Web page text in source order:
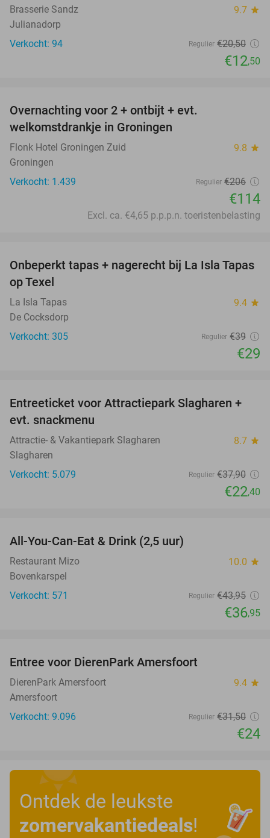
Brasserie Sandz 9.7 star
Julianadorp
Verkocht: 94
Regulier €20,50
€12,50
Overnachting voor 2 + ontbijt + evt.
welkomstdrankje in Groningen
Flonk Hotel Groningen Zuid 9.8 star
Groningen
Verkocht: 1.439
Regulier €206
€114
Excl. ca. €4,65 p.p.p.n. toeristenbelasting
26%
Onbeperkt tapas + nagerecht bij La Isla Tapas
op Texel
La Isla Tapas 9.4 star
De Cocksdorp
Verkocht: 305
Regulier €39
€29
41%
Entreeticket voor Attractiepark Slagharen +
evt. snackmenu
Attractie- & Vakantiepark Slagharen 8.7 star
Slagharen
Verkocht: 5.079
Regulier €37,90
€22,40
All-You-Can-Eat & Drink (2,5 uur)
Restaurant Mizo 10.0 star
Bovenkarspel
Verkocht: 571
Regulier €43,95
€36,95
Entree voor DierenPark Amersfoort
DierenPark Amersfoort 9.4 star
Amersfoort
Verkocht: 9.096
Regulier €31,50
€24
Ontdek de leukste
zomervakantiedeals!